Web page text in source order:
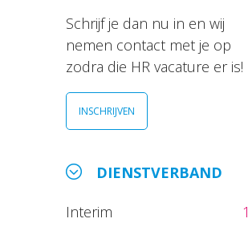
Schrijf je dan nu in en wij
nemen contact met je op
zodra die HR vacature er is!
INSCHRIJVEN
DIENSTVERBAND
Interim 1